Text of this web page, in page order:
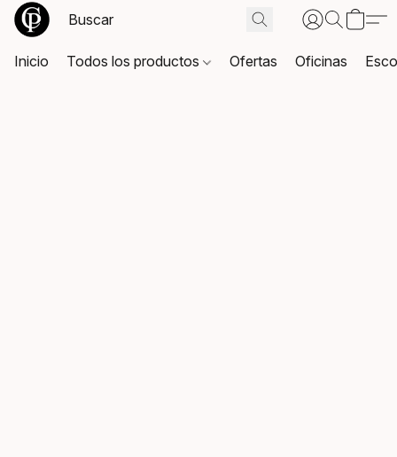
Inicio Todos los productos Ofertas Oficinas